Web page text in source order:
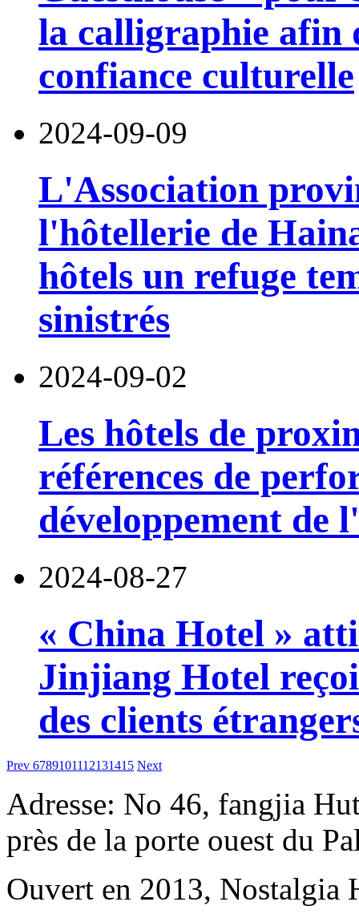
la calligraphie afin
confiance culturelle
2024-09-09
L'Association
l'hôtellerie de
hôtels un refuge
sinistrés
2024-09-02
Les hôtels de
références de
développement de
2024-08-27
« China Hotel »
Jinjiang Hotel
des clients
Prev 6789101112131415 Next
Adresse: No 46, fangjia
près de la porte ouest du
Ouvert en 2013, Nostalgia